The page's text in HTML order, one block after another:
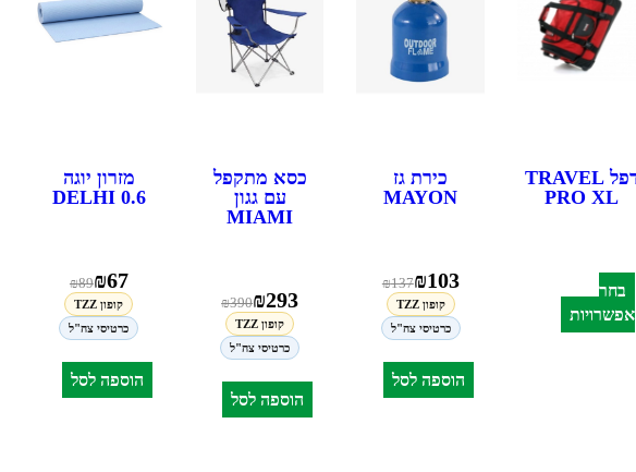
דפל TRAVEL
PRO XL
בחר
אפשרויות
כירת גז
MAYON
₪103
₪137
קופון TZZ
כרטיסי צה"ל
הוספה לסל
כסא מתקפל
עם גגון
MIAMI
₪293
₪390
קופון TZZ
כרטיסי צה"ל
הוספה לסל
מזרון יוגה
DELHI 0.6
₪67
₪89
קופון TZZ
כרטיסי צה"ל
הוספה לסל